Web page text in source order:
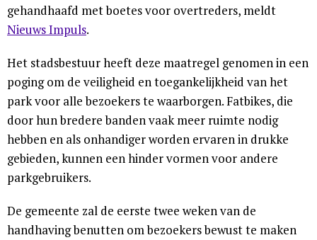
gehandhaafd met boetes voor overtreders, meldt
Nieuws Impuls.
Het stadsbestuur heeft deze maatregel genomen in een
poging om de veiligheid en toegankelijkheid van het
park voor alle bezoekers te waarborgen. Fatbikes, die
door hun bredere banden vaak meer ruimte nodig
hebben en als onhandiger worden ervaren in drukke
gebieden, kunnen een hinder vormen voor andere
parkgebruikers.
De gemeente zal de eerste twee weken van de
handhaving benutten om bezoekers bewust te maken